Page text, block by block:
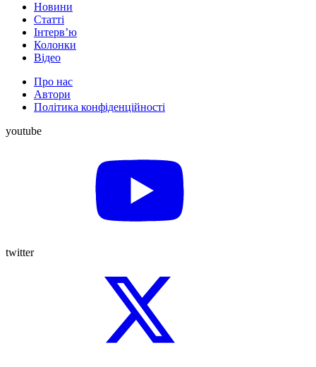
Новини
Статті
Інтерв’ю
Колонки
Відео
Про нас
Автори
Політика конфіденційності
youtube
twitter